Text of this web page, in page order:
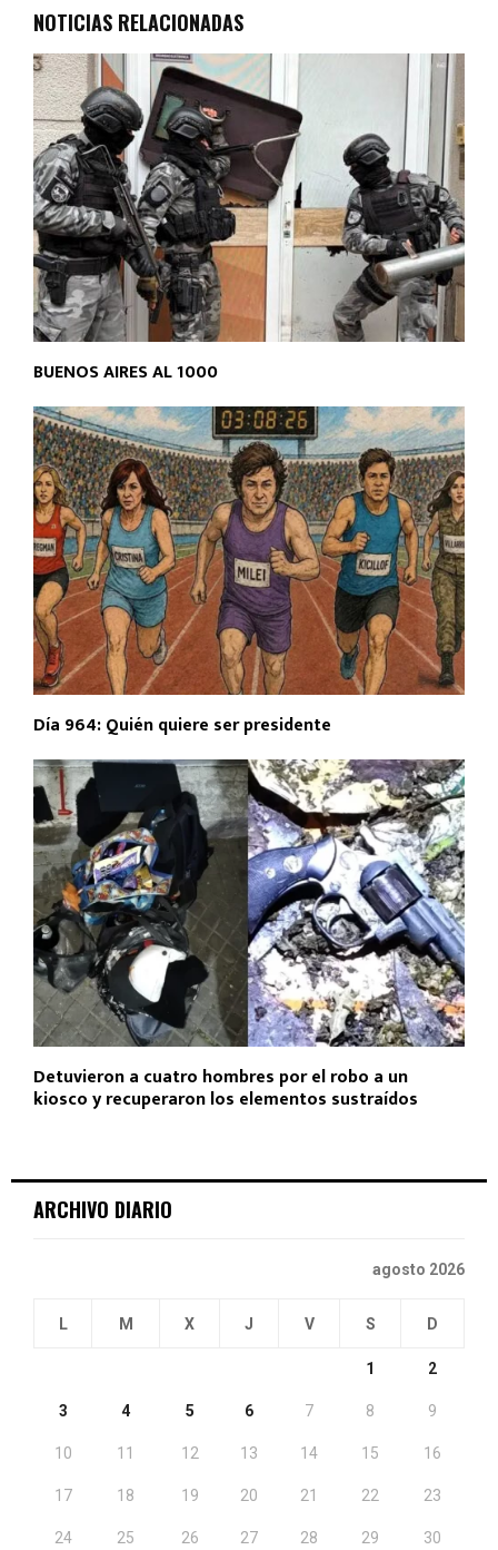
NOTICIAS RELACIONADAS
BUENOS AIRES AL 1000
Día 964: Quién quiere ser presidente
Detuvieron a cuatro hombres por el robo a un
kiosco y recuperaron los elementos sustraídos
ARCHIVO DIARIO
agosto 2026
L M X J V S D
1 2
3 4 5 6 7 8 9
10 11 12 13 14 15 16
17 18 19 20 21 22 23
24 25 26 27 28 29 30